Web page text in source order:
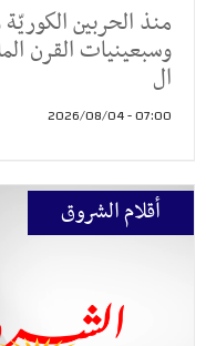
منذ الحربين
وسبعينيات القرن
ال
07:00 - 2026/08/04
أقلام الشروق